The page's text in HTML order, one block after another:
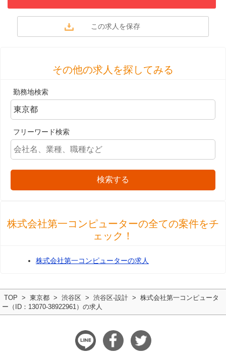
その他の求人を探してみる
勤務地検索
フリーワード検索
検索する
株式会社第一コンピューターの全ての案件をチ
ェック！
株式会社第一コンピューターの求人
TOP 東京都 渋谷区 渋谷区-設計
株式会社第一コンピュータ
ー（ID：13070-38922961）の求人